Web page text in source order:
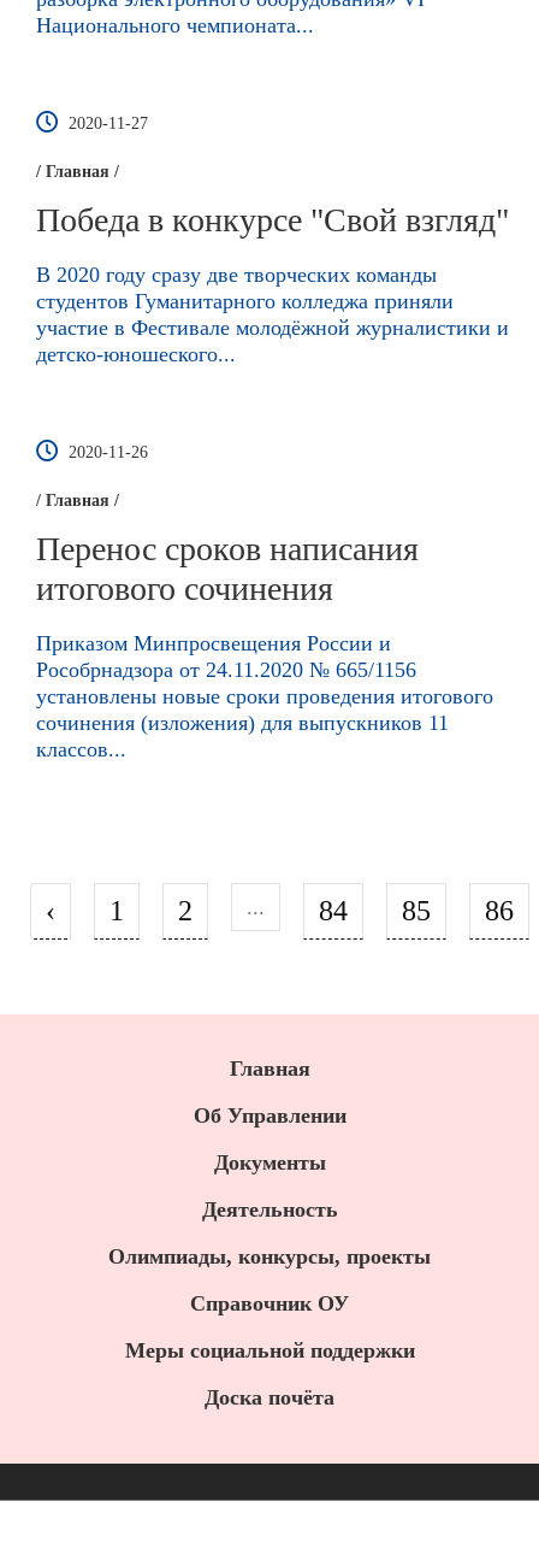
Национального чемпионата...
2020-11-27
/ Главная /
Победа в конкурсе "Свой взгляд"
В 2020 году сразу две творческих команды
студентов Гуманитарного колледжа приняли
участие в Фестивале молодёжной журналистики и
детско-юношеского...
2020-11-26
/ Главная /
Перенос сроков написания
итогового сочинения
Приказом Минпросвещения России и
Рособрнадзора от 24.11.2020 № 665/1156
установлены новые сроки проведения итогового
сочинения (изложения) для выпускников 11
классов...
‹ 1 2 ... 84 85 86
Главная
Об Управлении
Документы
Деятельность
Олимпиады, конкурсы, проекты
Справочник ОУ
Меры социальной поддержки
Доска почёта